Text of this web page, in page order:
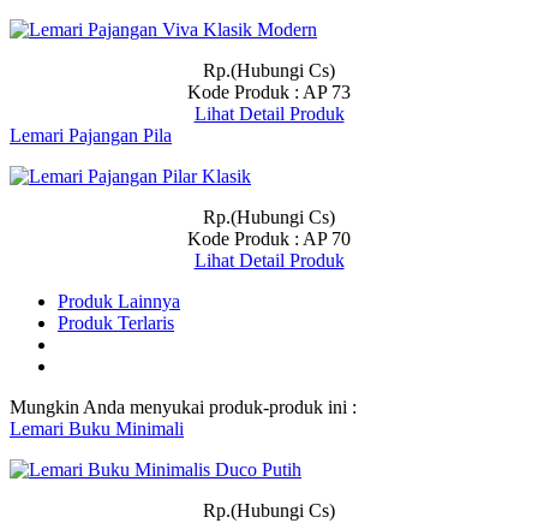
Rp.(Hubungi Cs)
Kode Produk : AP 73
Lihat Detail Produk
Lemari Pajangan Pila
Rp.(Hubungi Cs)
Kode Produk : AP 70
Lihat Detail Produk
Produk Lainnya
Produk Terlaris
Mungkin Anda menyukai produk-produk ini :
Lemari Buku Minimali
Rp.(Hubungi Cs)